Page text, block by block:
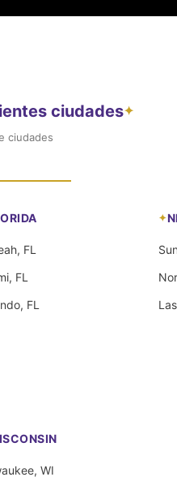
ciudades✦
ciudades
FL
FL
FL
WI